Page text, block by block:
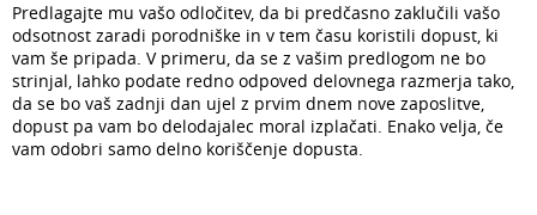
Predlagajte mu vašo odločitev, da bi predčasno zaklučili vašo
odsotnost zaradi porodniške in v tem času koristili dopust, ki
vam še pripada. V primeru, da se z vašim predlogom ne bo
strinjal, lahko podate redno odpoved delovnega razmerja tako,
da se bo vaš zadnji dan ujel z prvim dnem nove zaposlitve,
dopust pa vam bo delodajalec moral izplačati. Enako velja, če
vam odobri samo delno koriščenje dopusta.